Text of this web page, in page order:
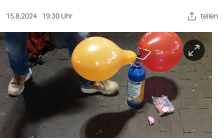
kultur
sport
berlin
nord
wahrheit
verlag
15.8.2024 19:30 Uhr teilen